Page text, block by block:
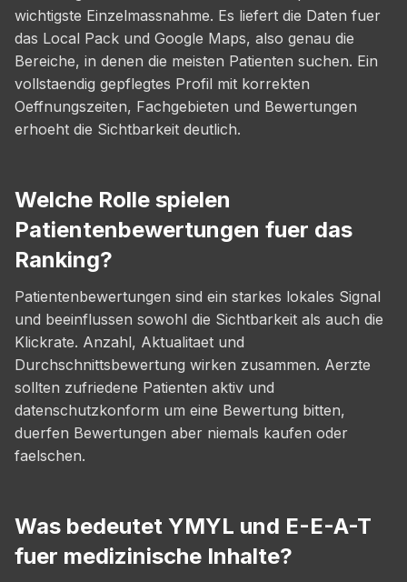
wichtigste Einzelmassnahme. Es liefert die Daten fuer
das Local Pack und Google Maps, also genau die
Bereiche, in denen die meisten Patienten suchen. Ein
vollstaendig gepflegtes Profil mit korrekten
Oeffnungszeiten, Fachgebieten und Bewertungen
erhoeht die Sichtbarkeit deutlich.
Welche Rolle spielen
Patientenbewertungen fuer das
Ranking?
Patientenbewertungen sind ein starkes lokales Signal
und beeinflussen sowohl die Sichtbarkeit als auch die
Klickrate. Anzahl, Aktualitaet und
Durchschnittsbewertung wirken zusammen. Aerzte
sollten zufriedene Patienten aktiv und
datenschutzkonform um eine Bewertung bitten,
duerfen Bewertungen aber niemals kaufen oder
faelschen.
Was bedeutet YMYL und E-E-A-T
fuer medizinische Inhalte?